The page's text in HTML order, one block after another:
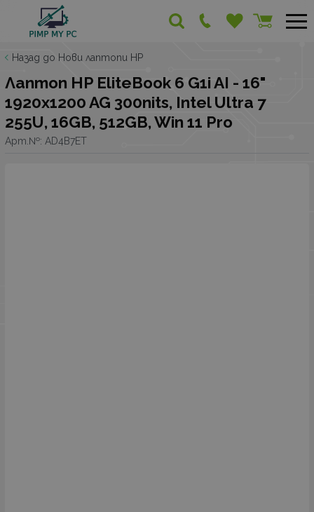
Назад до Нови лаптопи HP
Лаптоп HP EliteBook 6 G1i AI - 16"
1920x1200 AG 300nits, Intel Ultra 7
255U, 16GB, 512GB, Win 11 Pro
Арт.№: AD4B7ET